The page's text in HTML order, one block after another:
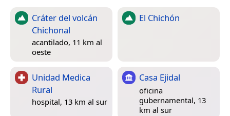
Cráter del volcán
Chichonal
acantilado, 11 km al
oeste
El Chichón
Unidad Medica
Rural
hospital, 13 km al sur
Casa Ejidal
oficina
gubernamental, 13
km al sur